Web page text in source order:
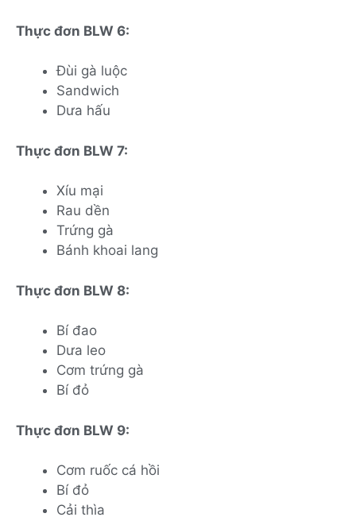
Thực đơn BLW 6:
Đùi gà luộc
Sandwich
Dưa hấu
Thực đơn BLW 7:
Xíu mại
Rau dền
Trứng gà
Bánh khoai lang
Thực đơn BLW 8:
Bí đao
Dưa leo
Cơm trứng gà
Bí đỏ
Thực đơn BLW 9:
Cơm ruốc cá hồi
Bí đỏ
Cải thìa